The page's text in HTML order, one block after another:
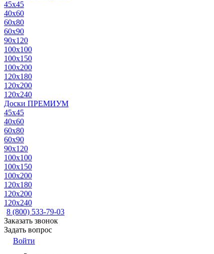
45x45
40x60
60x80
60x90
90x120
100x100
100x150
100x200
120x180
120x200
120x240
Доски ПРЕМИУМ
45x45
40x60
60x80
60x90
90x120
100x100
100x150
100x200
120x180
120x200
120x240
8 (800) 533-79-03
Заказать звонок
Задать вопрос
Войти